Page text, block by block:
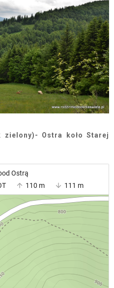
zielony)- Ostra koło Starej